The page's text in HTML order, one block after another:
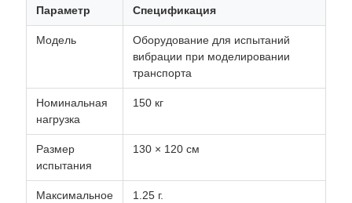
Параметр Спецификация
Модель
Оборудование для испытаний
вибрации при моделировании
транспорта
Номинальная
нагрузка
150 кг
Размер
испытания
130 × 120 см
Максимальное
1.25 г.